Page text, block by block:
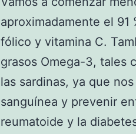
aproximadamente el
fólico y vitamina C.
grasos Omega-3, tales
las sardinas, ya que
sanguínea y prevenir
reumatoide y la